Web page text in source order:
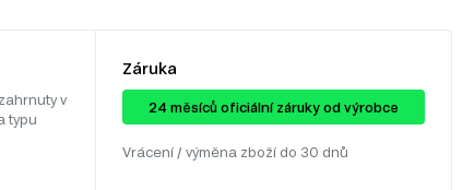
v
typu
Záruka
24 ​​​​měsíců oficiální záruky od výrobce
Vrácení / výměna zboží do 30 dnů